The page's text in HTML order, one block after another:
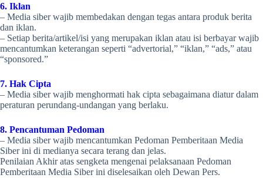
6. Iklan
– Media siber wajib membedakan dengan tegas antara produk berita
dan iklan.
– Setiap berita/artikel/isi yang merupakan iklan atau isi berbayar wajib
mencantumkan keterangan seperti “advertorial,” “iklan,” “ads,” atau
“sponsored.”
7. Hak Cipta
– Media siber wajib menghormati hak cipta sebagaimana diatur dalam
peraturan perundang-undangan yang berlaku.
8. Pencantuman Pedoman
– Media siber wajib mencantumkan Pedoman Pemberitaan Media
Siber ini di medianya secara terang dan jelas.
Penilaian Akhir atas sengketa mengenai pelaksanaan Pedoman
Pemberitaan Media Siber ini diselesaikan oleh Dewan Pers.